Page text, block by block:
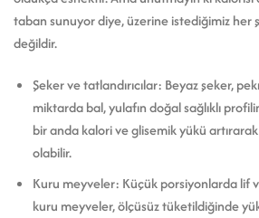
taban sunuyor diye, üzerine istediğimiz her
değildir.
Şeker ve tatlandırıcılar: Beyaz şeker,
miktarda bal, yulafın doğal sağlıklı
bir anda kalori ve glisemik yükü artırarak
olabilir.
Kuru meyveler: Küçük porsiyonlarda lif
kuru meyveler, ölçüsüz tüketildiğinde